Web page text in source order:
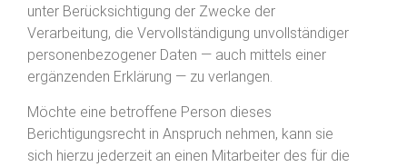
unter Berücksichtigung der Zwecke der
Verarbeitung, die Vervollständigung unvollständiger
personenbezogener Daten — auch mittels einer
ergänzenden Erklärung — zu verlangen.
Möchte eine betroffene Person dieses
Berichtigungsrecht in Anspruch nehmen, kann sie
sich hierzu jederzeit an einen Mitarbeiter des für die